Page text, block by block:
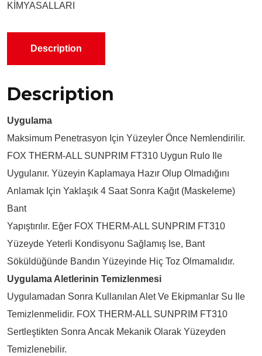
KİMYASALLARI
Description
Description
Uygulama
Maksimum Penetrasyon Için Yüzeyler Önce Nemlendirilir.
FOX THERM-ALL SUNPRIM FT310 Uygun Rulo Ile
Uygulanır. Yüzeyin Kaplamaya Hazır Olup Olmadığını
Anlamak Için Yaklaşık 4 Saat Sonra Kağıt (maskeleme)
Bant
Yapıştırılır. Eğer FOX THERM-ALL SUNPRIM FT310
Yüzeyde Yeterli Kondisyonu Sağlamış Ise, Bant
Söküldüğünde Bandın Yüzeyinde Hiç Toz Olmamalıdır.
Uygulama Aletlerinin Temizlenmesi
Uygulamadan Sonra Kullanılan Alet Ve Ekipmanlar Su Ile
Temizlenmelidir. FOX THERM-ALL SUNPRIM FT310
Sertleştikten Sonra Ancak Mekanik Olarak Yüzeyden
Temizlenebilir.